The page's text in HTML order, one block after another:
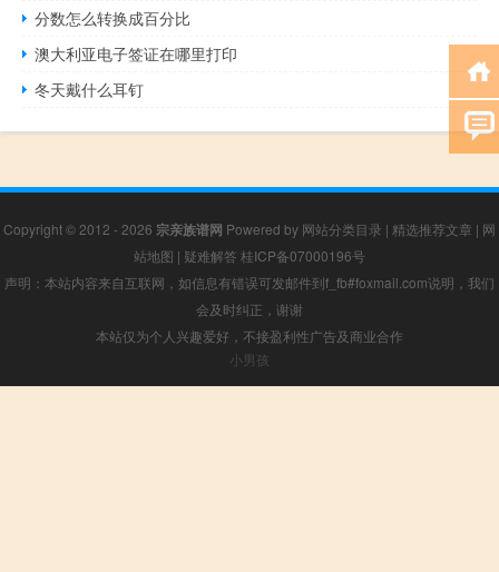
分数怎么转换成百分比
澳大利亚电子签证在哪里打印
冬天戴什么耳钉
Copyright © 2012 - 2026 宗亲族谱网 Powered by 网站分类目录 | 精选推荐文章 | 网
站地图 | 疑难解答 桂ICP备07000196号
声明：本站内容来自互联网，如信息有错误可发邮件到f_fb#foxmail.com说明，我们
会及时纠正，谢谢
本站仅为个人兴趣爱好，不接盈利性广告及商业合作
小男孩